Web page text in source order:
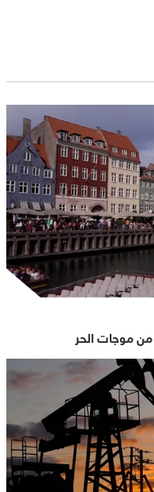
موجات الحر